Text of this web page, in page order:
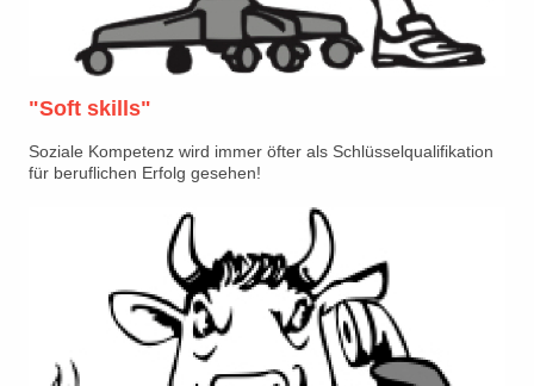
"Soft skills"
Soziale Kompetenz wird immer öfter als Schlüsselqualifikation
für beruflichen Erfolg gesehen!